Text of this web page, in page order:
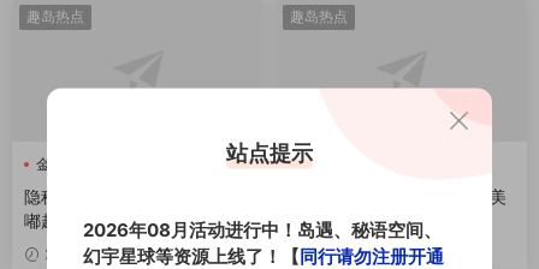
趣岛热点
金嘟嘟
隐秘之美惊艳觉醒! 微博金嘟
嘟趣岛高清大图分享
2026-03-29
趣岛热点
金嘟嘟
金嘟嘟趣岛专属资源，宝藏美
学的杰出网红
2026-03-28
站点提示
2026年08月活动进行中！岛遇、秘语空间、
幻宇星球等资源上线了！【同行请勿注册开通